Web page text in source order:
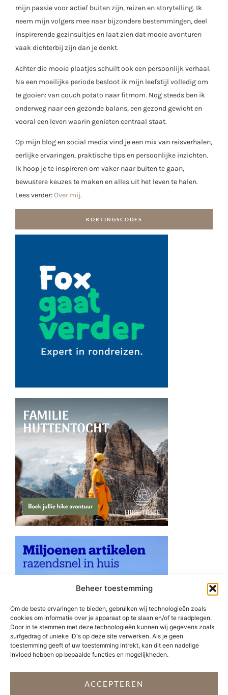
Beheer toestemming
Om de beste ervaringen te bieden, gebruiken wij technologieën zoals
cookies om informatie over je apparaat op te slaan en/of te raadplegen.
Door in te stemmen met deze technologieën kunnen wij gegevens zoals
surfgedrag of unieke ID's op deze site verwerken. Als je geen
toestemming geeft of uw toestemming intrekt, kan dit een nadelige
invloed hebben op bepaalde functies en mogelijkheden.
ACCEPTEREN
mijn passie voor actief buiten zijn, reizen en storytelling. Ik
neem mijn volgers mee naar bijzondere bestemmingen, deel
inspirerende gezinsuitjes en laat zien dat mooie avonturen
vaak dichterbij zijn dan je denkt.
Achter die mooie plaatjes schuilt ook een persoonlijk verhaal.
Na een moeilijke periode besloot ik mijn leefstijl volledig om
te gooien: van couch potato naar fitmom. Nog steeds ben ik
onderweg naar een gezonde balans, een gezond gewicht en
vooral een leven waarin genieten centraal staat.
Op mijn blog en social media vind je een mix van reisverhalen,
eerlijke ervaringen, praktische tips en persoonlijke inzichten.
Ik hoop je te inspireren om vaker naar buiten te gaan,
bewustere keuzes te maken en alles uit het leven te halen.
Lees verder:Over mij.
KORTINGSCODES